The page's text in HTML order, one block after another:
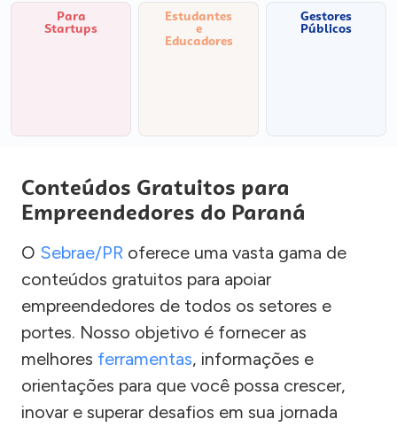
Para
Startups
Estudantes
e
Educadores
Gestores
Públicos
Conteúdos Gratuitos para
Empreendedores do Paraná
O Sebrae/PR oferece uma vasta gama de
conteúdos gratuitos para apoiar
empreendedores de todos os setores e
portes. Nosso objetivo é fornecer as
melhores ferramentas, informações e
orientações para que você possa crescer,
inovar e superar desafios em sua jornada